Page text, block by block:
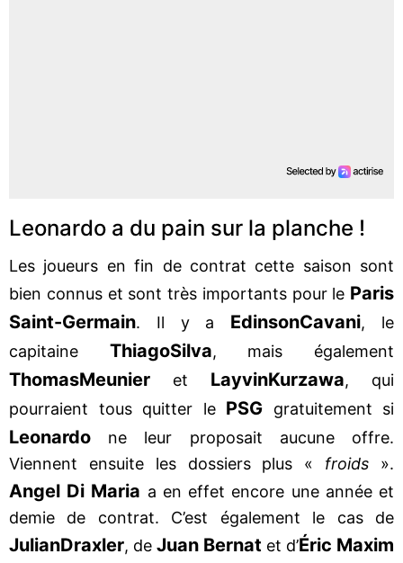
Leonardo a du pain sur la planche !
Les joueurs en fin de contrat cette saison sont
bien connus et sont très importants pour le Paris
Saint-Germain. Il y a EdinsonCavani, le
capitaine ThiagoSilva, mais également
ThomasMeunier et LayvinKurzawa, qui
pourraient tous quitter le PSG gratuitement si
Leonardo ne leur proposait aucune offre.
Viennent ensuite les dossiers plus « froids ».
Angel Di Maria a en effet encore une année et
demie de contrat. C’est également le cas de
JulianDraxler, de Juan Bernat et d’Éric Maxim